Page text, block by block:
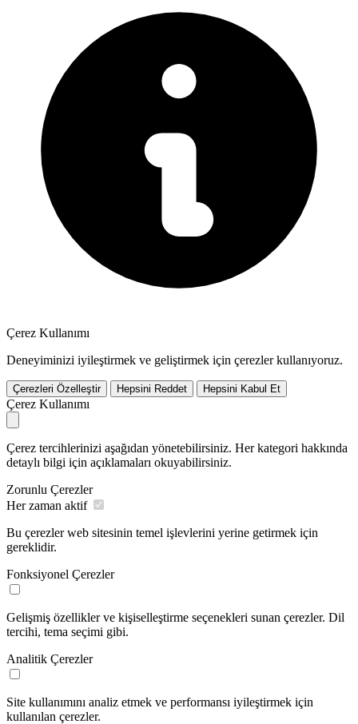
Çerez Kullanımı
Deneyiminizi iyileştirmek ve geliştirmek için çerezler kullanıyoruz.
Çerezleri Özelleştir Hepsini Reddet Hepsini Kabul Et
Çerez Kullanımı
Çerez tercihlerinizi aşağıdan yönetebilirsiniz. Her kategori hakkında
detaylı bilgi için açıklamaları okuyabilirsiniz.
Zorunlu Çerezler
Her zaman aktif
Bu çerezler web sitesinin temel işlevlerini yerine getirmek için
gereklidir.
Fonksiyonel Çerezler
Gelişmiş özellikler ve kişiselleştirme seçenekleri sunan çerezler. Dil
tercihi, tema seçimi gibi.
Analitik Çerezler
Site kullanımını analiz etmek ve performansı iyileştirmek için
kullanılan çerezler.